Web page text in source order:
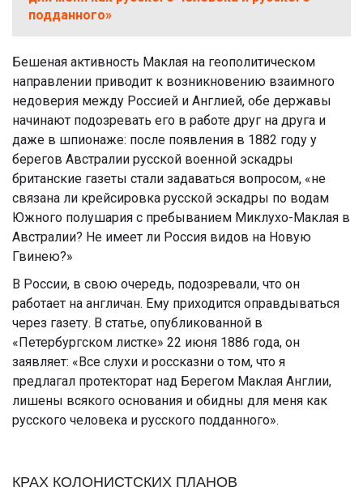
подданного»
Бешеная активность Маклая на геополитическом
направлении приводит к возникновению взаимного
недоверия между Россией и Англией, обе державы
начинают подозревать его в работе друг на друга и
даже в шпионаже: после появления в 1882 году у
берегов Австралии русской военной эскадры
британские газеты стали задаваться вопросом, «не
связана ли крейсировка русской эскадры по водам
Южного полушария с пребыванием Миклухо-Маклая в
Австралии? Не имеет ли Россия видов на Новую
Гвинею?»
В России, в свою очередь, подозревали, что он
работает на англичан. Ему приходится оправдываться
через газету. В статье, опубликованной в
«Петербургском листке» 22 июня 1886 года, он
заявляет: «Все слухи и россказни о том, что я
предлагал протекторат над Берегом Маклая Англии,
лишены всякого основания и обидны для меня как
русского человека и русского подданного».
КРАХ КОЛОНИСТСКИХ ПЛАНОВ